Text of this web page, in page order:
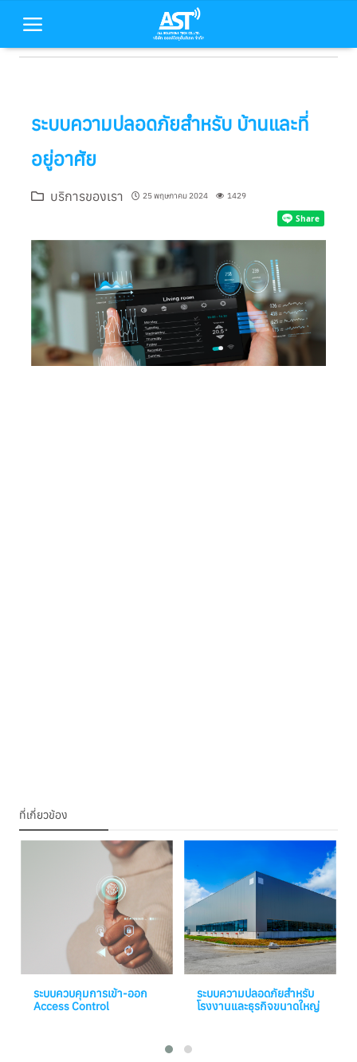
บริการของเรา
เกี่ยวกับเรา
ติดต่อเรา
ระบบความปลอดภัยสำหรับ บ้านและที่
อยู่อาศัย
บริการของเรา 25 พฤษภาคม 2024 1429
ที่เกี่ยวข้อง
ระบบควบคุมการเข้า-ออก
Access Control
ระบบความปลอดภัยสำหรับ
โรงงานและธุรกิจขนาดใหญ่